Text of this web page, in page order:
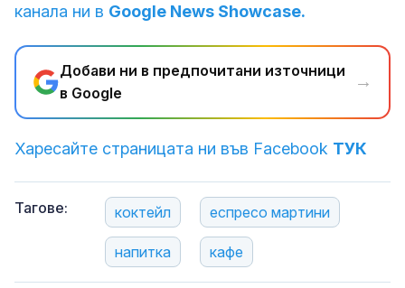
канала ни в Google News Showcase.
Добави ни в предпочитани източници
в Google
→
Харесайте страницата ни във Facebook ТУК
Тагове: коктейл еспресо мартини
напитка кафе